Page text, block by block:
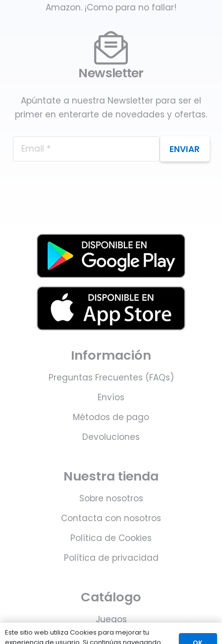
Amazon. ¡Como para no fallar!
Newsletter
Apúntate a nuestra Newsletter para ser el
primer en enterarte de novedades y ofertas.
ENVIAR
Información
Preguntas Frecuentes (FAQs)
Envíos
Métodos de pago
Devoluciones
Nuestra tienda
Sobre nosotros
Contacta con nosotros
Política de Cookies
Política de privacidad
Catálogo
Juegos
Consolas
Este sitio web utiliza Cookies para mejorar tu